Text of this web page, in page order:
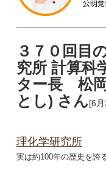
３７０回目
究所 計算
ター長 松
とし) さん[6
理化学研究所
実は約100年の歴史を誇